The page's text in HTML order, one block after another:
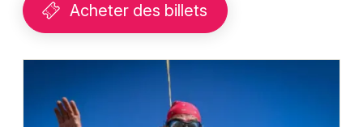
Acheter des billets